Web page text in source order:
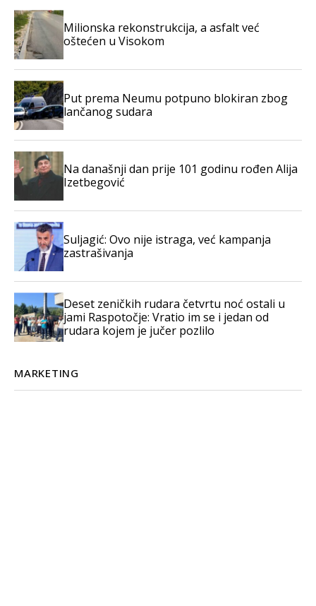
Milionska rekonstrukcija, a asfalt već
oštećen u Visokom
Put prema Neumu potpuno blokiran zbog
lančanog sudara
Na današnji dan prije 101 godinu rođen Alija
Izetbegović
Suljagić: Ovo nije istraga, već kampanja
zastrašivanja
Deset zeničkih rudara četvrtu noć ostali u
jami Raspotočje: Vratio im se i jedan od
rudara kojem je jučer pozlilo
MARKETING